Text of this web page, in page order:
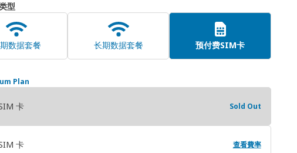
型
数据套餐 长期数据套餐 预付费SIM卡
Plan
卡 Sold Out
卡 查看費率